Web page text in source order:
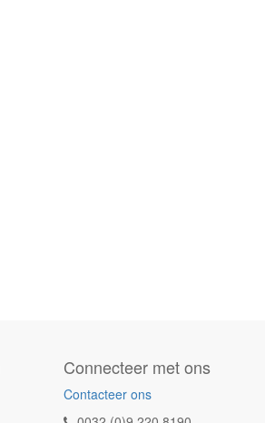
Connecteer met ons
Contacteer ons